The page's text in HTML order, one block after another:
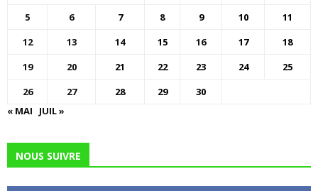
5
6 7 8 9 10
11
12
13 14 15 16 17
18
19
20 21 22 23 24
25
26
27 28 29
30
« MAI
JUIL »
NOUS SUIVRE